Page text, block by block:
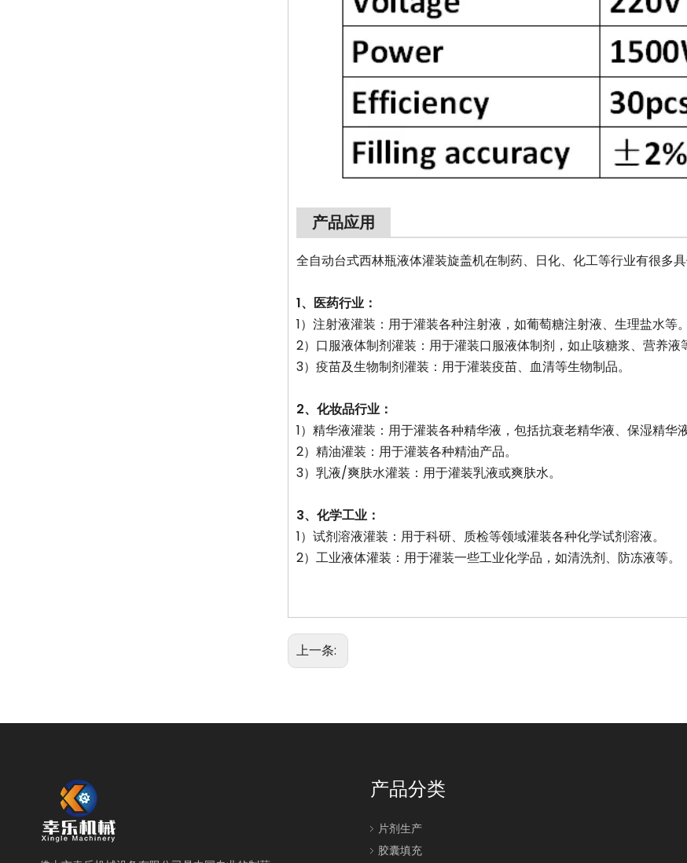
产品应用
全自动台式西林瓶液体灌装旋盖机在制药、日化、化工等行业有很多
1、医药行业：
1）注射液灌装：用于灌装各种注射液，如葡萄糖注射液、生理盐水等。
2）口服液体制剂灌装：用于灌装口服液体制剂，如止咳糖浆、营养液
3）疫苗及生物制剂灌装：用于灌装疫苗、血清等生物制品。
2、化妆品行业：
1）精华液灌装：用于灌装各种精华液，包括抗衰老精华液、保湿精华液
2）精油灌装：用于灌装各种精油产品。
3）乳液/爽肤水灌装：用于灌装乳液或爽肤水。
3、化学工业：
1）试剂溶液灌装：用于科研、质检等领域灌装各种化学试剂溶液。
2）工业液体灌装：用于灌装一些工业化学品，如清洗剂、防冻液等。
上一条:
产品分类
片剂生产
胶囊填充